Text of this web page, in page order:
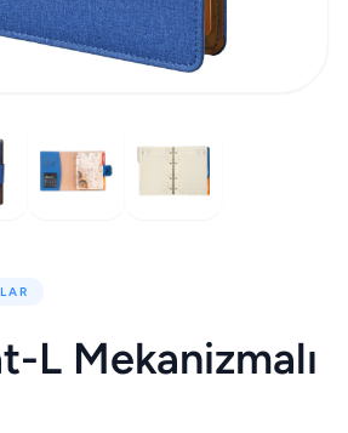
L Mekanizmalı